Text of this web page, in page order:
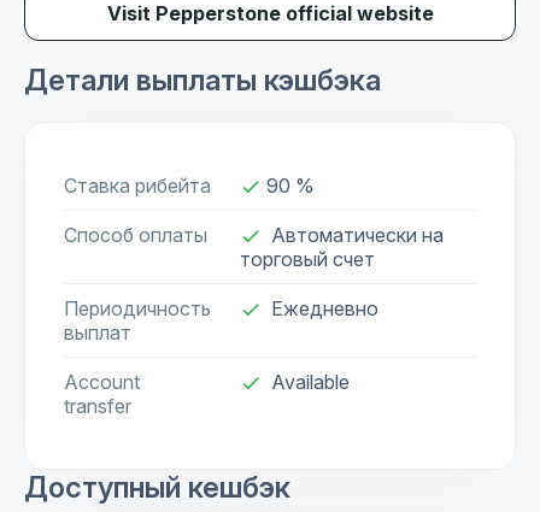
Visit Pepperstone official website
Детали выплаты кэшбэка
Ставка рибейта done 90 %
Способ оплаты done
Автоматически на
торговый счет
Периодичность
выплат
done Ежедневно
Account
transfer
check Available
Доступный кешбэк